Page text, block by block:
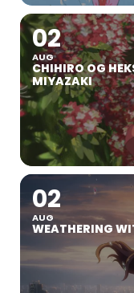
02
AUG
CHIHIRO OG
MIYAZAKI
02
AUG
WEATHERING